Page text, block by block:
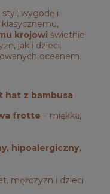
styl, wygodę i
klasycznemu,
krojowi świetnie
jak i dzieci.
oceanem.
hat z bambusa
frotte – miękka,
hipoalergiczny,
mężczyzn i dzieci